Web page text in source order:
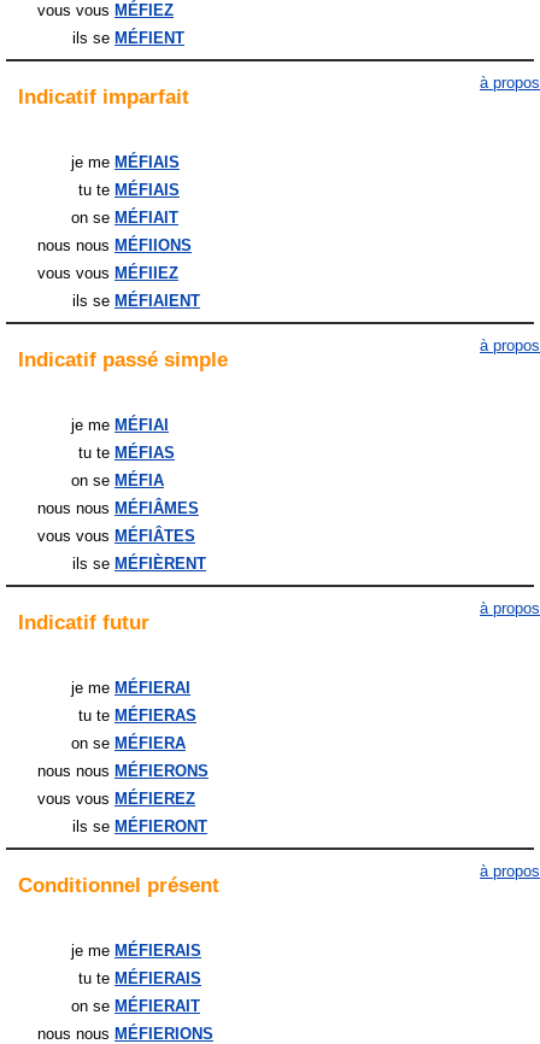
vous vous MÉFIEZ
ils se MÉFIENT
Indicatif imparfait
à propos
je me MÉFIAIS
tu te MÉFIAIS
on se MÉFIAIT
nous nous MÉFIIONS
vous vous MÉFIIEZ
ils se MÉFIAIENT
Indicatif passé simple
à propos
je me MÉFIAI
tu te MÉFIAS
on se MÉFIA
nous nous MÉFIÂMES
vous vous MÉFIÂTES
ils se MÉFIÈRENT
Indicatif futur
à propos
je me MÉFIERAI
tu te MÉFIERAS
on se MÉFIERA
nous nous MÉFIERONS
vous vous MÉFIEREZ
ils se MÉFIERONT
Conditionnel présent
à propos
je me MÉFIERAIS
tu te MÉFIERAIS
on se MÉFIERAIT
nous nous MÉFIERIONS